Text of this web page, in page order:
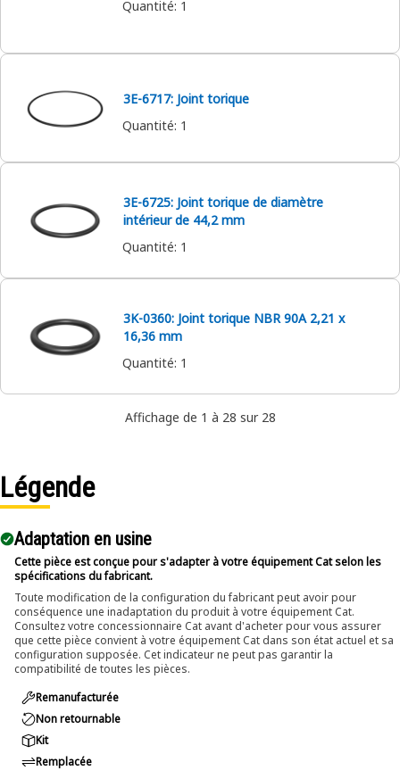
Quantité: 1
3E-6717: Joint torique
Quantité: 1
3E-6725: Joint torique de diamètre
intérieur de 44,2 mm
Quantité: 1
3K-0360: Joint torique NBR 90A 2,21 x
16,36 mm
Quantité: 1
Affichage de 1 à 28 sur 28
Légende
Adaptation en usine
Cette pièce est conçue pour s'adapter à votre équipement Cat selon les
spécifications du fabricant.
Toute modification de la configuration du fabricant peut avoir pour
conséquence une inadaptation du produit à votre équipement Cat.
Consultez votre concessionnaire Cat avant d'acheter pour vous assurer
que cette pièce convient à votre équipement Cat dans son état actuel et sa
configuration supposée. Cet indicateur ne peut pas garantir la
compatibilité de toutes les pièces.
Remanufacturée
Non retournable
Kit
Remplacée